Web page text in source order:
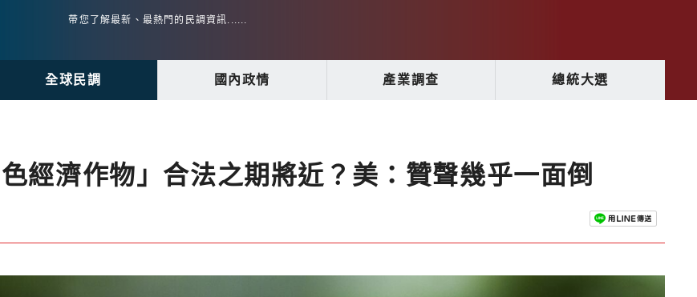
帶您了解最新、最熱門的民調資訊......
全球民調 國內政情 產業調查 總統大選
經濟作物」合法之期將近？美：贊聲幾乎一面倒